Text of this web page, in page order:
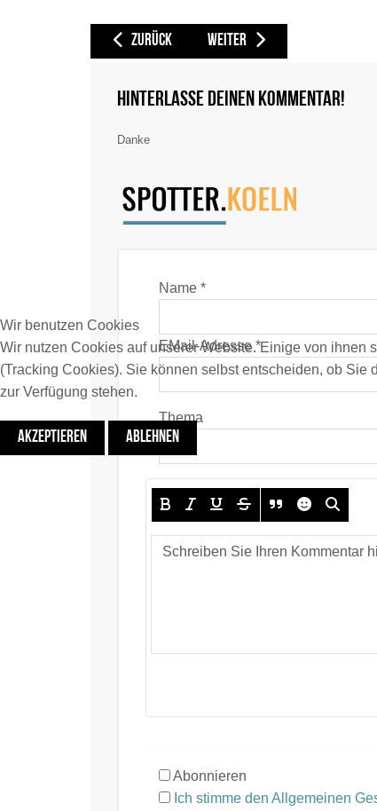
VORHERIGER BEITRAG: STATE OF KUWAIT [KAC / KU]
ZURÜCK NÄCHSTER BEITRAG: SUNCLASS
WEITER
Hinterlasse deinen Kommentar!
Danke
Name *
EMail-Adresse *
Thema
Abonnieren
Ich stimme den Allgemeinen
Wir benutzen Cookies
Wir nutzen Cookies auf unserer Website. Einige von ihnen
(Tracking Cookies). Sie können selbst entscheiden, ob
zur Verfügung stehen.
AKZEPTIEREN ABLEHNEN